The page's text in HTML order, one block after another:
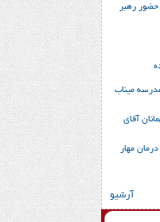
رهبر
میناب
آقای
مهار
آرشیو